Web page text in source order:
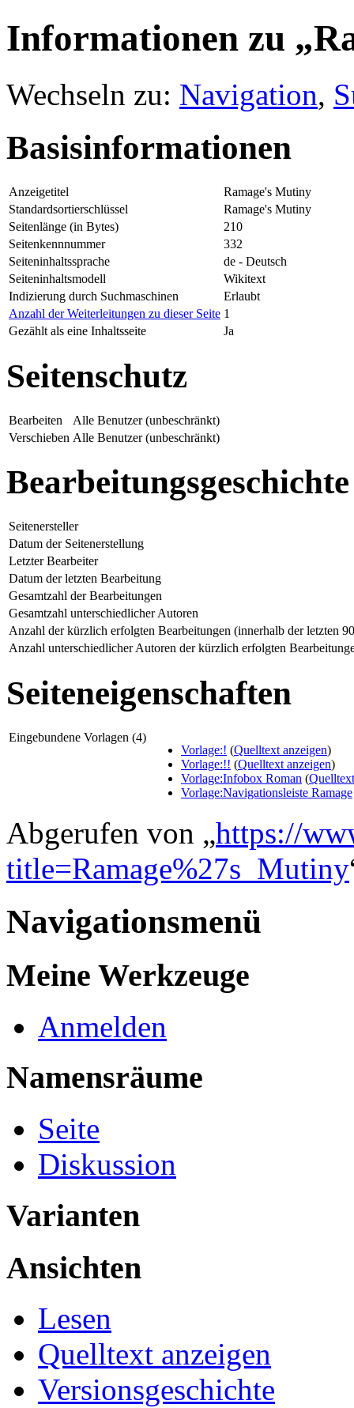
Informationen zu
Wechseln zu: Navigation,
Basisinformationen
Anzeigetitel
Ramage's Mutiny
Standardsortierschlüssel
Ramage's Mutiny
Seitenlänge (in Bytes)
210
Seitenkennnummer
332
Seiteninhaltssprache
de - Deutsch
Seiteninhaltsmodell
Wikitext
Indizierung durch Suchmaschinen
Erlaubt
Anzahl der Weiterleitungen zu dieser Seite 1
Gezählt als eine Inhaltsseite
Ja
Seitenschutz
Bearbeiten
Alle Benutzer (unbeschränkt)
Verschieben Alle Benutzer (unbeschränkt)
Bearbeitungsgeschichte
Seitenersteller
Datum der Seitenerstellung
Letzter Bearbeiter
Datum der letzten Bearbeitung
Gesamtzahl der Bearbeitungen
Gesamtzahl unterschiedlicher Autoren
Anzahl der kürzlich erfolgten Bearbeitungen (innerhalb der letzten
Anzahl unterschiedlicher Autoren der kürzlich erfolgten
Seiteneigenschaften
Eingebundene Vorlagen (4)
Vorlage:! (Quelltext anzeigen)
Vorlage:!! (Quelltext anzeigen)
Vorlage:Infobox Roman (
Vorlage:Navigationsleiste Ramage
Abgerufen von „https://
title=Ramage%27s_Mutiny
Navigationsmenü
Meine Werkzeuge
Anmelden
Namensräume
Seite
Diskussion
Varianten
Ansichten
Lesen
Quelltext anzeigen
Versionsgeschichte